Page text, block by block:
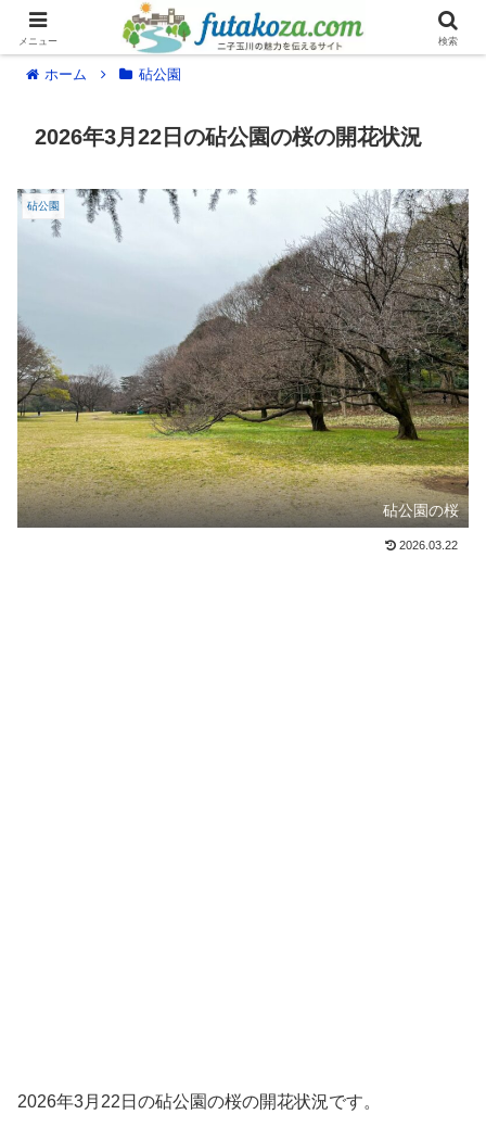
ホーム 砧公園
2026年3月22日の砧公園の桜の開花状況
砧公園
砧公園の桜
2026.03.22
2026年3月22日の砧公園の桜の開花状況です。
メニュー 検索